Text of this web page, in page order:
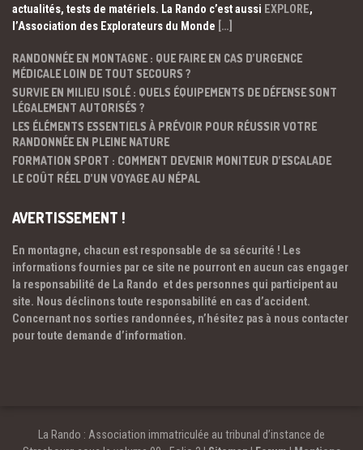
actualités, tests de matériels. La Rando c’est aussi EXPLORE,
l’Association des Explorateurs du Monde […]
RANDONNÉE EN MONTAGNE : QUE FAIRE EN CAS D’URGENCE
MÉDICALE LOIN DE TOUT SECOURS ?
SURVIE EN MILIEU ISOLÉ : QUELS ÉQUIPEMENTS DE DÉFENSE SONT
LÉGALEMENT AUTORISÉS ?
LES ÉLÉMENTS ESSENTIELS À PRÉVOIR POUR RÉUSSIR VOTRE
RANDONNÉE EN PLEINE NATURE
FORMATION SPORT : COMMENT DEVENIR MONITEUR D’ESCALADE
LE COÛT RÉEL D’UN VOYAGE AU NÉPAL
AVERTISSEMENT !
En montagne, chacun est responsable de sa sécurité ! Les
informations fournies par ce site ne pourront en aucun cas engager
la responsabilité de La Rando et des personnes qui participent au
site. Nous déclinons toute responsabilité en cas d’accident.
Concernant nos sorties randonnées, n’hésitez pas à nous contacter
pour toute demande d’information.
La Rando : Association immatriculée au tribunal d’instance de